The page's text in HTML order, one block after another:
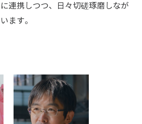
連携しつつ、日々切磋琢磨しなが
ます。